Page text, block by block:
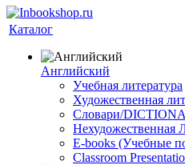
Каталог
Английский
Учебная литература
Художественная
Словари/
Нехудожественная
E-books (Учебные
Classroom